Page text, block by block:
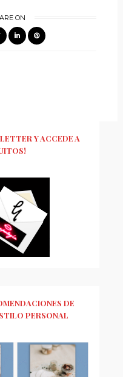
ON
Y ACCEDE A
DE
PERSONAL